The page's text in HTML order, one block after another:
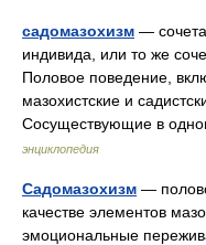
садомазохизм —
индивида, или то же
Половое поведение,
мазохистские и
Сосуществующие в
энциклопедия
Садомазохизм —
качестве элементов
эмоциональные